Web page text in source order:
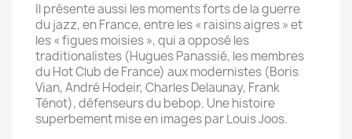
Il présente aussi les moments forts de la guerre
du jazz, en France, entre les « raisins aigres » et
les « figues moisies », qui a opposé les
traditionalistes (Hugues Panassié, les membres
du Hot Club de France) aux modernistes (Boris
Vian, André Hodeir, Charles Delaunay, Frank
Ténot), défenseurs du bebop. Une histoire
superbement mise en images par Louis Joos.